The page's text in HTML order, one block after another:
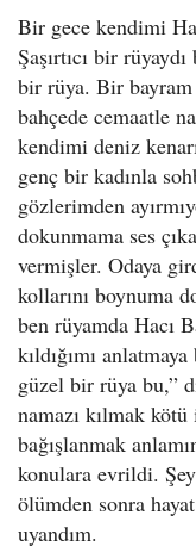
Bir gece kendimi
Şaşırtıcı bir
bir rüya. Bir bayram
bahçede cemaatle
kendimi deniz
genç bir kadınla
gözlerimden
dokunmama ses
vermişler. Odaya
kollarını boynuma
ben rüyamda Hacı
kıldığımı
güzel bir rüya bu,”
namazı kılmak
bağışlanmak
konulara evrildi.
ölümden sonra
uyandım.